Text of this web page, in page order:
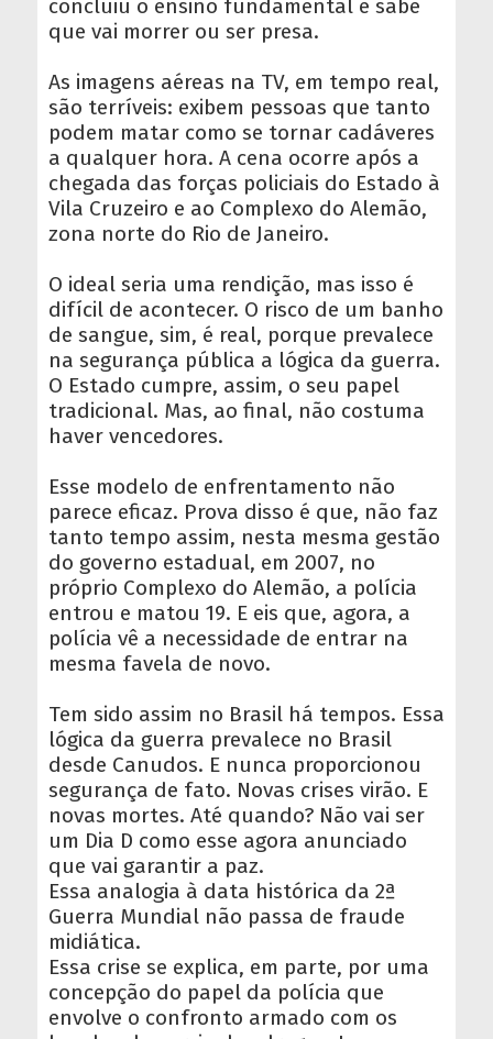
concluiu o ensino fundamental e sabe
que vai morrer ou ser presa.
As imagens aéreas na TV, em tempo real,
são terríveis: exibem pessoas que tanto
podem matar como se tornar cadáveres
a qualquer hora. A cena ocorre após a
chegada das forças policiais do Estado à
Vila Cruzeiro e ao Complexo do Alemão,
zona norte do Rio de Janeiro.
O ideal seria uma rendição, mas isso é
difícil de acontecer. O risco de um banho
de sangue, sim, é real, porque prevalece
na segurança pública a lógica da guerra.
O Estado cumpre, assim, o seu papel
tradicional. Mas, ao final, não costuma
haver vencedores.
Esse modelo de enfrentamento não
parece eficaz. Prova disso é que, não faz
tanto tempo assim, nesta mesma gestão
do governo estadual, em 2007, no
próprio Complexo do Alemão, a polícia
entrou e matou 19. E eis que, agora, a
polícia vê a necessidade de entrar na
mesma favela de novo.
Tem sido assim no Brasil há tempos. Essa
lógica da guerra prevalece no Brasil
desde Canudos. E nunca proporcionou
segurança de fato. Novas crises virão. E
novas mortes. Até quando? Não vai ser
um Dia D como esse agora anunciado
que vai garantir a paz.
Essa analogia à data histórica da 2ª
Guerra Mundial não passa de fraude
midiática.
Essa crise se explica, em parte, por uma
concepção do papel da polícia que
envolve o confronto armado com os